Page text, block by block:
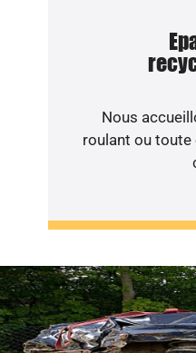
Nous
roulant ou toute